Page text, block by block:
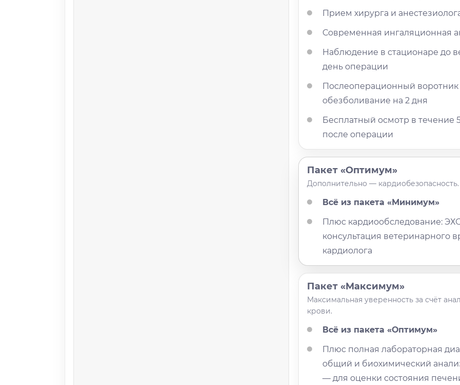
Прием хирурга и
Современная ингаляционная
Наблюдение в стационаре до
день операции
Послеоперационный воротник
обезболивание на 2 дня
Бесплатный осмотр в течение
после операции
Пакет «Оптимум»
Дополнительно — кардиобезопасность.
Всё из пакета «Минимум»
Плюс кардиообследование:
консультация ветеринарного
кардиолога
Пакет «Максимум»
Максимальная уверенность за счёт
крови.
Всё из пакета «Оптимум»
Плюс полная лабораторная
общий и биохимический
— для оценки состояния